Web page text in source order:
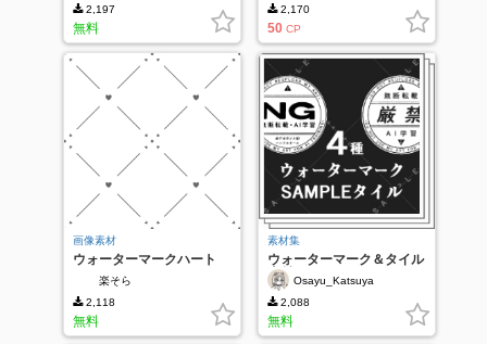
2,197
無料
2,170
50 CP
画像素材
ウォーターマークハート
楽そら
2,118
無料
素材集
ウォーターマーク＆タイル
素材 Osayu_Katsuya
2,088
無料